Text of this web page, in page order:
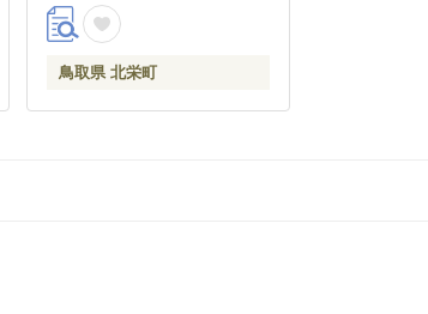
鳥取県 北栄町